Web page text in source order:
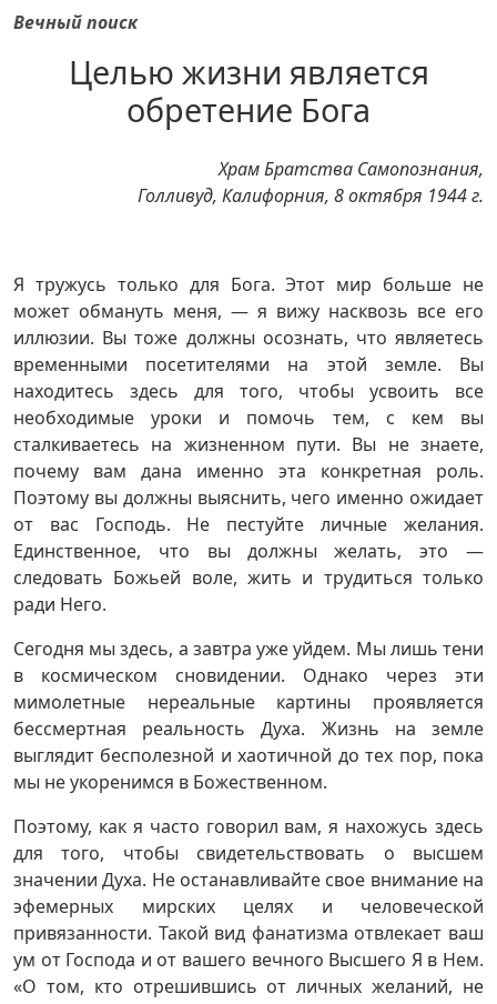
Вечный поиск
Целью жизни является
обретение Бога
Храм Братства Самопознания,
Голливуд, Калифорния, 8 октября 1944 г.
Я тружусь только для Бога. Этот мир больше не
может обмануть меня, — я вижу насквозь все его
иллюзии. Вы тоже должны осознать, что являетесь
временными посетителями на этой земле. Вы
находитесь здесь для того, чтобы усвоить все
необходимые уроки и помочь тем, с кем вы
сталкиваетесь на жизненном пути. Вы не знаете,
почему вам дана именно эта конкретная роль.
Поэтому вы должны выяснить, чего именно ожидает
от вас Господь. Не пестуйте личные желания.
Единственное, что вы должны желать, это —
следовать Божьей воле, жить и трудиться только
ради Него.
Сегодня мы здесь, а завтра уже уйдем. Мы лишь тени
в космическом сновидении. Однако через эти
мимолетные нереальные картины проявляется
бессмертная реальность Духа. Жизнь на земле
выглядит бесполезной и хаотичной до тех пор, пока
мы не укоренимся в Божественном.
Поэтому, как я часто говорил вам, я нахожусь здесь
для того, чтобы свидетельствовать о высшем
значении Духа. Не останавливайте свое внимание на
эфемерных мирских целях и человеческой
привязанности. Такой вид фанатизма отвлекает ваш
ум от Господа и от вашего вечного Высшего Я в Нем.
«О том, кто отрешившись от личных желаний, не